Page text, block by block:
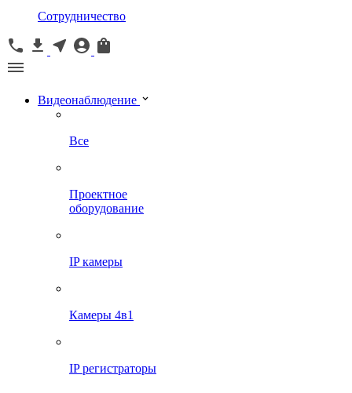
Сотрудничество
Видеонаблюдение
Все
Проектное
оборудование
IP камеры
Камеры 4в1
IP регистраторы